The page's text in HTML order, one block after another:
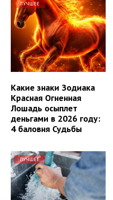
ЛУЧШЕЕ
Какие знаки Зодиака
Красная Огненная
Лошадь осыплет
деньгами в 2026 году:
4 баловня Судьбы
ЛУЧШЕЕ